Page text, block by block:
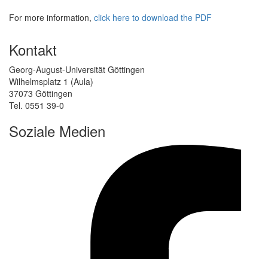
For more information, click here to download the PDF
Kontakt
Georg-August-Universität Göttingen
Wilhelmsplatz 1 (Aula)
37073 Göttingen
Tel. 0551 39-0
Soziale Medien